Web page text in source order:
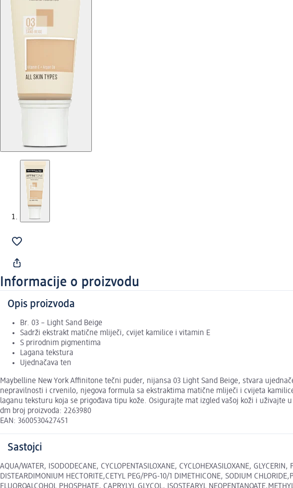
Informacije o proizvodu
Opis proizvoda
Br. 03 – Light Sand Beige
Sadrži ekstrakt matične mliječi, cvijet kamilice i vitamin E
S prirodnim pigmentima
Lagana tekstura
Ujednačava ten
Maybelline New York Affinitone tečni puder, nijansa 03 Light Sand Beige, stvara
nepravilnosti i crvenilo, njegova formula sa ekstraktima matične mliječi i cvijeta
laganu teksturu koja se prigođava tipu kože. Osigurajte mat izgled vašoj koži i uživajte
dm broj proizvoda: 2263980
EAN: 3600530427451
Sastojci
AQUA/WATER, ISODODECANE, CYCLOPENTASILOXANE, CYCLOHEXASILOXANE,
DISTEARDIMONIUM HECTORITE,CETYL PEG/PPG-10/1 DIMETHICONE, SODIUM